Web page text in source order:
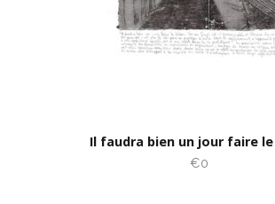
Il faudra bien un jour faire
€0